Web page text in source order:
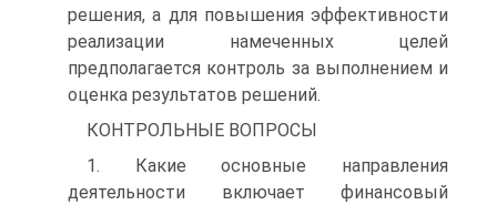
решения, а для повышения эффективности
реализации намеченных це­лей
предполагается контроль за выполнением и
оценка результатов решений.
КОНТРОЛЬНЫЕ ВОПРОСЫ
1. Какие основные направления
деятельности включает финансовый